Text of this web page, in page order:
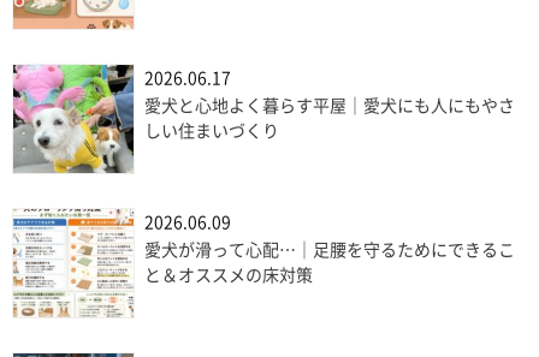
2026.06.17
愛犬と心地よく暮らす平屋｜愛犬にも人にもやさ
しい住まいづくり
2026.06.09
愛犬が滑って心配…｜足腰を守るためにできるこ
と＆オススメの床対策